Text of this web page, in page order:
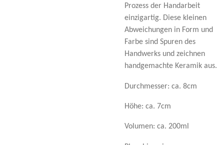
Prozess der Handarbeit
einzigartig. Diese kleinen
Abweichungen in Form und
Farbe sind Spuren des
Handwerks und zeichnen
handgemachte Keramik aus.
Durchmesser: ca. 8cm
Höhe: ca. 7cm
Volumen: ca. 200ml